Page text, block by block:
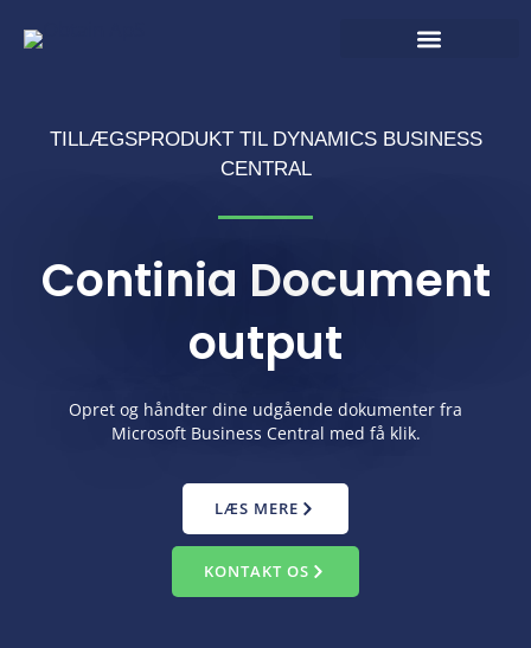
TILLÆGSPRODUKT TIL DYNAMICS BUSINESS
CENTRAL
Continia Document
output
Opret og håndter dine udgående dokumenter fra
Microsoft Business Central med få klik.
LÆS MERE
KONTAKT OS